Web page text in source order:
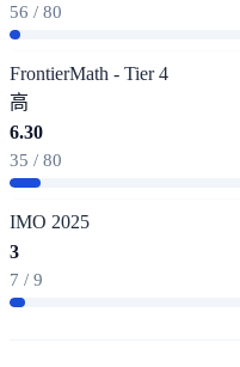
56 / 80
FrontierMath - Tier 4
高
6.30
35 / 80
IMO 2025
3
7 / 9